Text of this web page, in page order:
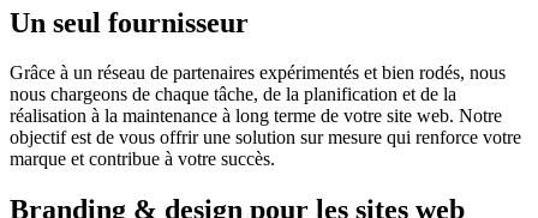
Un seul fournisseur
Grâce à un réseau de partenaires expérimentés et bien rodés, nous
nous chargeons de chaque tâche, de la planification et de la
réalisation à la maintenance à long terme de votre site web. Notre
objectif est de vous offrir une solution sur mesure qui renforce votre
marque et contribue à votre succès.
Branding & design pour les sites web